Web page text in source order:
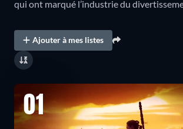
qui ont marqué l’industrie du
Ajouter à mes listes
01